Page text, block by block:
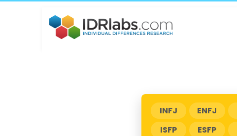
ENFJ
INFJ
ESFP
ISFP